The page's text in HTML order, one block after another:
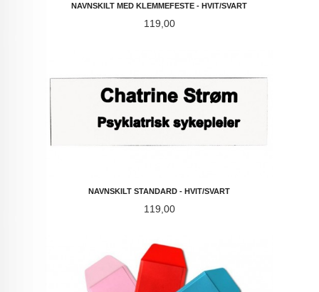
NAVNSKILT MED KLEMMEFESTE - HVIT/SVART
Pris
119,00
NAVNSKILT STANDARD - HVIT/SVART
Pris
119,00